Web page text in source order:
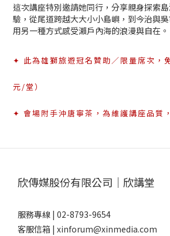
這次講座特別邀請她同行，分享親身探索
驗，從尾道跨越大大小小島嶼，到今治與
用另一種方式感受瀨戶內海的浪漫與自在。
✦ 此為雄獅旅遊冠名贊助／限量席次，
元/堂）
✦ 會場附手沖唐寧茶，為維護講座品質
欣傳媒股份有限公司｜欣講堂
服務專線 | 02-8793-9654
客服信箱 | xinforum@xinmedia.com